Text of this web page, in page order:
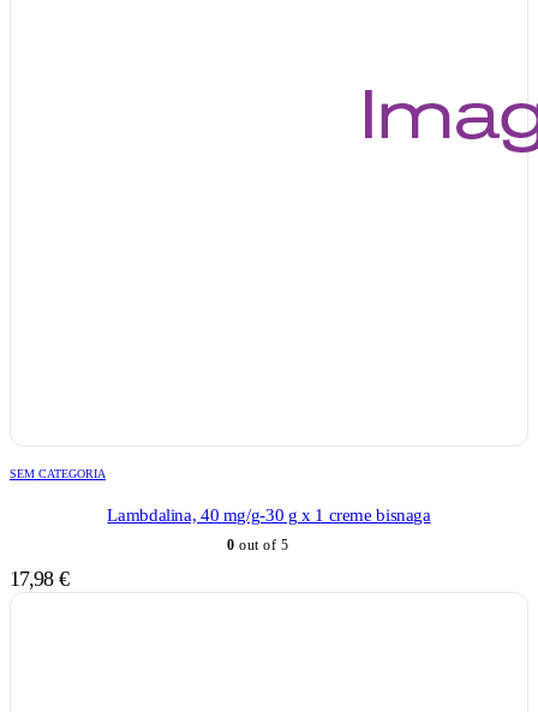
SEM CATEGORIA
Lambdalina, 40 mg/g-30 g x 1 creme bisnaga
0 out of 5
17,98 €